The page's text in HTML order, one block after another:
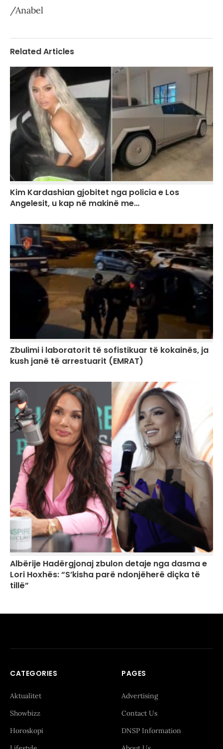
/Anabel
Related Articles
Kim Kardashian gjobitet nga policia e Los
Angelesit, u kap në makinë me…
Zbulimi i laboratorit të sofistikuar të kokainës, ja
kush janë të arrestuarit (EMRAT)
Albërije Hadërgjonaj zbulon detaje nga dasma e
Lori Hoxhës: “S’kisha parë ndonjëherë diçka të
tillë”
CATEGORIES
Aktualitet
Showbizz
Horoskopi
PAGES
Advertising
Contact Us
DNSP Information